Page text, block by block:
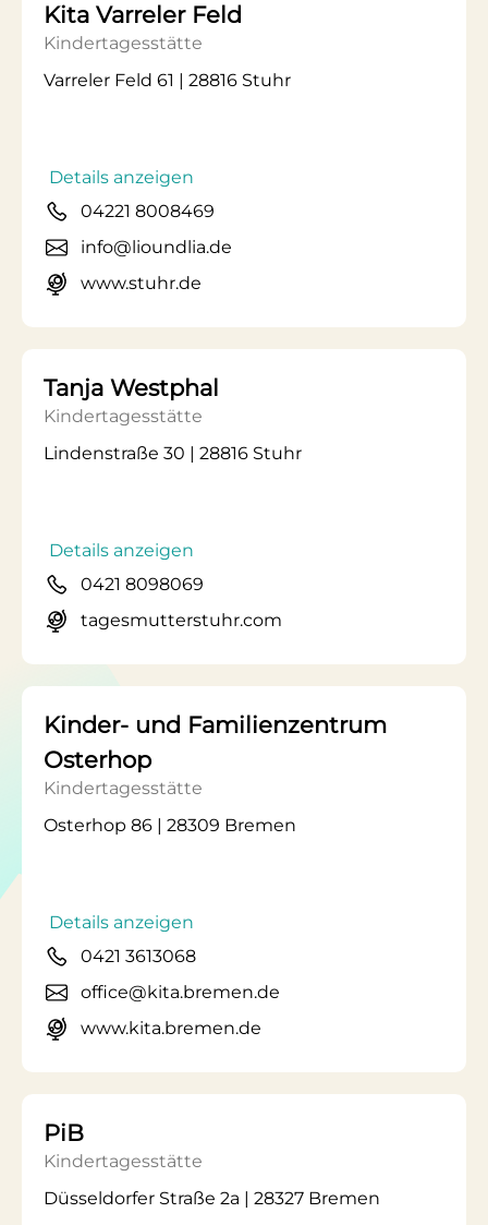
Kita Varreler Feld
Kindertagesstätte
Varreler Feld 61 | 28816 Stuhr
Details anzeigen
04221 8008469
info@lioundlia.de
www.stuhr.de
Tanja Westphal
Kindertagesstätte
Lindenstraße 30 | 28816 Stuhr
Details anzeigen
0421 8098069
tagesmutterstuhr.com
Kinder- und Familienzentrum
Osterhop
Kindertagesstätte
Osterhop 86 | 28309 Bremen
Details anzeigen
0421 3613068
office@kita.bremen.de
www.kita.bremen.de
PiB
Kindertagesstätte
Düsseldorfer Straße 2a | 28327 Bremen